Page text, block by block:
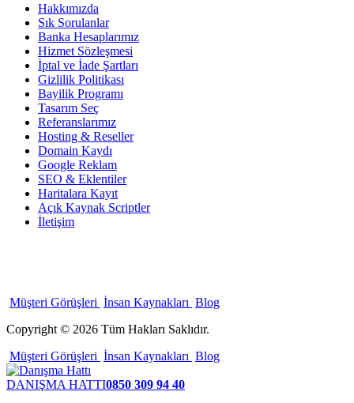
Hakkımızda
Sık Sorulanlar
Banka Hesaplarımız
Hizmet Sözleşmesi
İptal ve İade Şartları
Gizlilik Politikası
Bayilik Programı
Tasarım Seç
Referanslarımız
Hosting & Reseller
Domain Kaydı
Google Reklam
SEO & Eklentiler
Haritalara Kayıt
Açık Kaynak Scriptler
İletişim
Müşteri Görüşleri İnsan Kaynakları Blog
Copyright © 2026 Tüm Hakları Saklıdır.
Müşteri Görüşleri İnsan Kaynakları Blog
DANIŞMA HATTI0850 309 94 40